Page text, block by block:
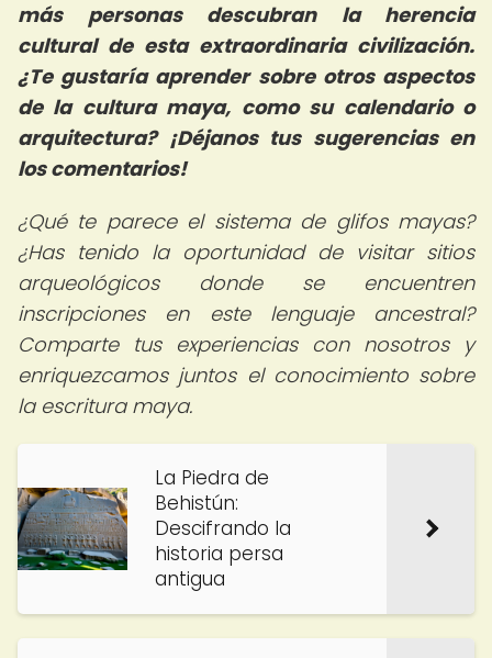
más personas descubran la herencia
cultural de esta extraordinaria civilización.
¿Te gustaría aprender sobre otros aspectos
de la cultura maya, como su calendario o
arquitectura? ¡Déjanos tus sugerencias en
los comentarios!
¿Qué te parece el sistema de glifos mayas?
¿Has tenido la oportunidad de visitar sitios
arqueológicos donde se encuentren
inscripciones en este lenguaje ancestral?
Comparte tus experiencias con nosotros y
enriquezcamos juntos el conocimiento sobre
la escritura maya.
La Piedra de
Behistún:
Descifrando la
historia persa
antigua